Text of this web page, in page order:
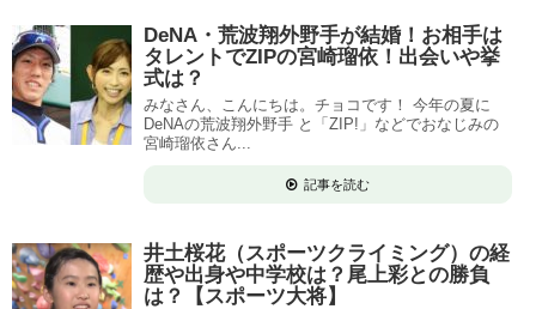
DeNA・荒波翔外野手が結婚！お相手は
タレントでZIPの宮崎瑠依！出会いや挙
式は？
みなさん、こんにちは。チョコです！ 今年の夏に
DeNAの荒波翔外野手 と「ZIP!」などでおなじみの
宮崎瑠依さん...
記事を読む
井土桜花（スポーツクライミング）の経
歴や出身や中学校は？尾上彩との勝負
は？【スポーツ大将】